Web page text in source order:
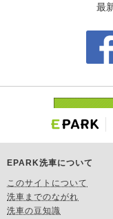
EPARK洗車について
このサイトについて
洗車までのながれ
洗車の豆知識